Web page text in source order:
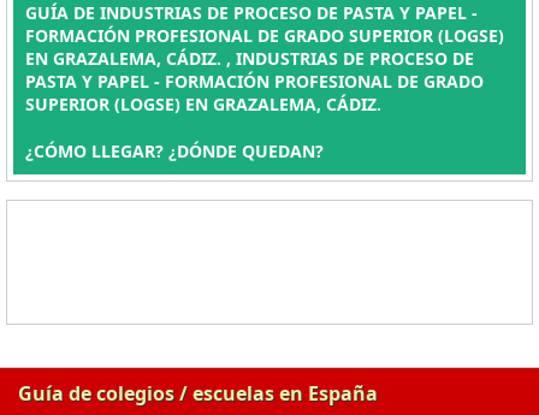
GUÍA DE INDUSTRIAS DE PROCESO DE PASTA Y PAPEL -
FORMACIÓN PROFESIONAL DE GRADO SUPERIOR (LOGSE)
EN GRAZALEMA, CÁDIZ. , INDUSTRIAS DE PROCESO DE
PASTA Y PAPEL - FORMACIÓN PROFESIONAL DE GRADO
SUPERIOR (LOGSE) EN GRAZALEMA, CÁDIZ.
¿CÓMO LLEGAR? ¿DÓNDE QUEDAN?
Guía de colegios / escuelas en España